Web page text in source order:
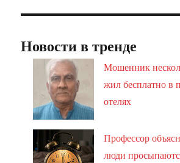
Новости в тренде
Мошенник
жил бесплатно в
отелях
Профессор
люди